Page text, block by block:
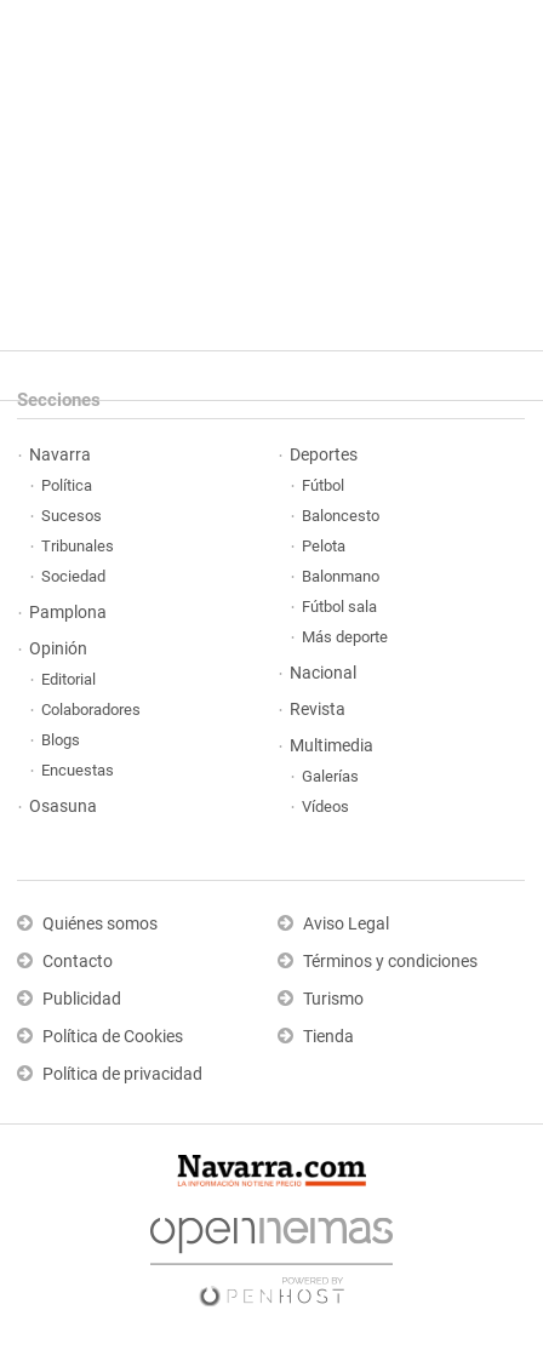
Secciones
Navarra
Política
Sucesos
Tribunales
Sociedad
Pamplona
Opinión
Editorial
Colaboradores
Blogs
Encuestas
Osasuna
Deportes
Fútbol
Baloncesto
Pelota
Balonmano
Fútbol sala
Más deporte
Nacional
Revista
Multimedia
Galerías
Vídeos
Quiénes somos
Contacto
Publicidad
Política de Cookies
Política de privacidad
Aviso Legal
Términos y condiciones
Turismo
Tienda